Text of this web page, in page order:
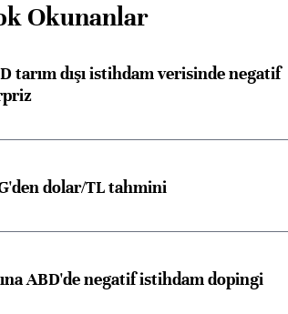
Okunanlar
tarım dışı istihdam verisinde negatif
dolar/TL tahmini
ABD'de negatif istihdam dopingi